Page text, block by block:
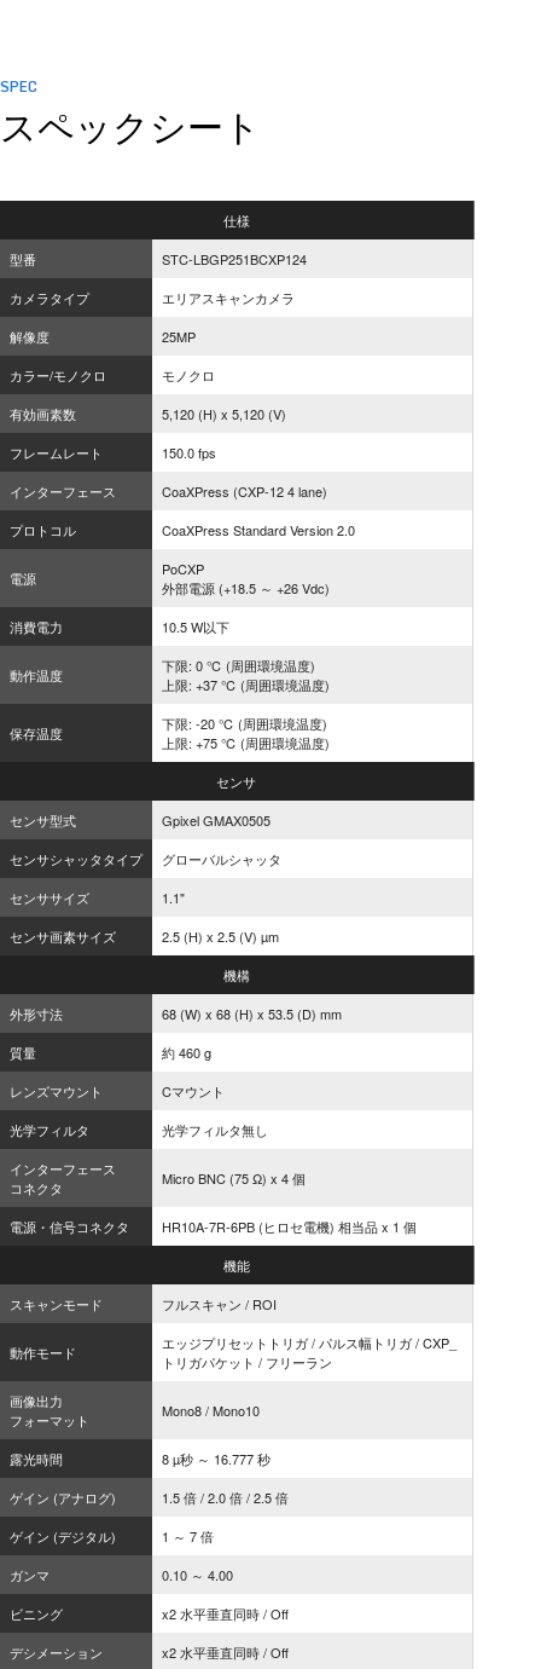
SPEC
スペックシート
仕様
型番
STC-LBGP251BCXP124
カメラタイプ
エリアスキャンカメラ
解像度
25MP
カラー/モノクロ
モノクロ
有効画素数
5,120 (H) x 5,120 (V)
フレームレート
150.0 fps
インターフェース
CoaXPress (CXP-12 4 lane)
プロトコル
CoaXPress Standard Version 2.0
電源
PoCXP
外部電源 (+18.5 ～ +26 Vdc)
消費電力
10.5 W以下
動作温度
下限: 0 ℃ (周囲環境温度)
上限: +37 ℃ (周囲環境温度)
保存温度
下限: -20 ℃ (周囲環境温度)
上限: +75 ℃ (周囲環境温度)
センサ
センサ型式
Gpixel GMAX0505
センサシャッタタイプ
グローバルシャッタ
センササイズ
1.1"
センサ画素サイズ
2.5 (H) x 2.5 (V) µm
機構
外形寸法
68 (W) x 68 (H) x 53.5 (D) mm
質量
約 460 g
レンズマウント
Cマウント
光学フィルタ
光学フィルタ無し
インターフェース
コネクタ
Micro BNC (75 Ω) x 4 個
電源・信号コネクタ
HR10A-7R-6PB (ヒロセ電機) 相当品 x 1 個
機能
スキャンモード
フルスキャン / ROI
動作モード
エッジプリセットトリガ / パルス幅トリガ / CXP_
トリガパケット / フリーラン
画像出力
フォーマット
Mono8 / Mono10
露光時間
8 µ秒 ～ 16.777 秒
ゲイン (アナログ)
1.5 倍 / 2.0 倍 / 2.5 倍
ゲイン (デジタル)
1 ～ 7 倍
ガンマ
0.10 ～ 4.00
ビニング
x2 水平垂直同時 / Off
デシメーション
x2 水平垂直同時 / Off